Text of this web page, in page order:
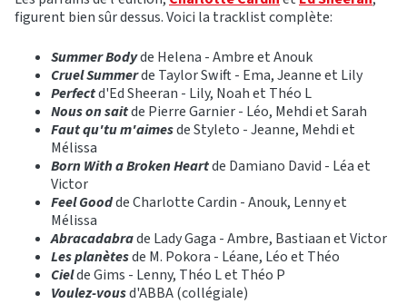
figurent bien sûr dessus. Voici la tracklist complète:
Summer Bodyde Helena - Ambre et Anouk
Cruel Summerde Taylor Swift - Ema, Jeanne et Lily
Perfectd'Ed Sheeran - Lily, Noah et Théo L
Nous on saitde Pierre Garnier - Léo, Mehdi et Sarah
Faut qu'tu m'aimesde Styleto - Jeanne, Mehdi et
Mélissa
Born With a Broken Heartde Damiano David - Léa et
Victor
Feel Goodde Charlotte Cardin - Anouk, Lenny et
Mélissa
Abracadabrade Lady Gaga - Ambre, Bastiaan et Victor
Les planètesde M. Pokora - Léane, Léo et Théo
Cielde Gims - Lenny, Théo L et Théo P
Voulez-vousd'ABBA (collégiale)